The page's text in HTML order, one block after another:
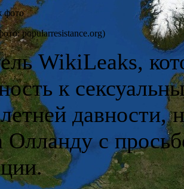
popularresistance.org)
WikiLeaks,
к
давности,
Олланду с